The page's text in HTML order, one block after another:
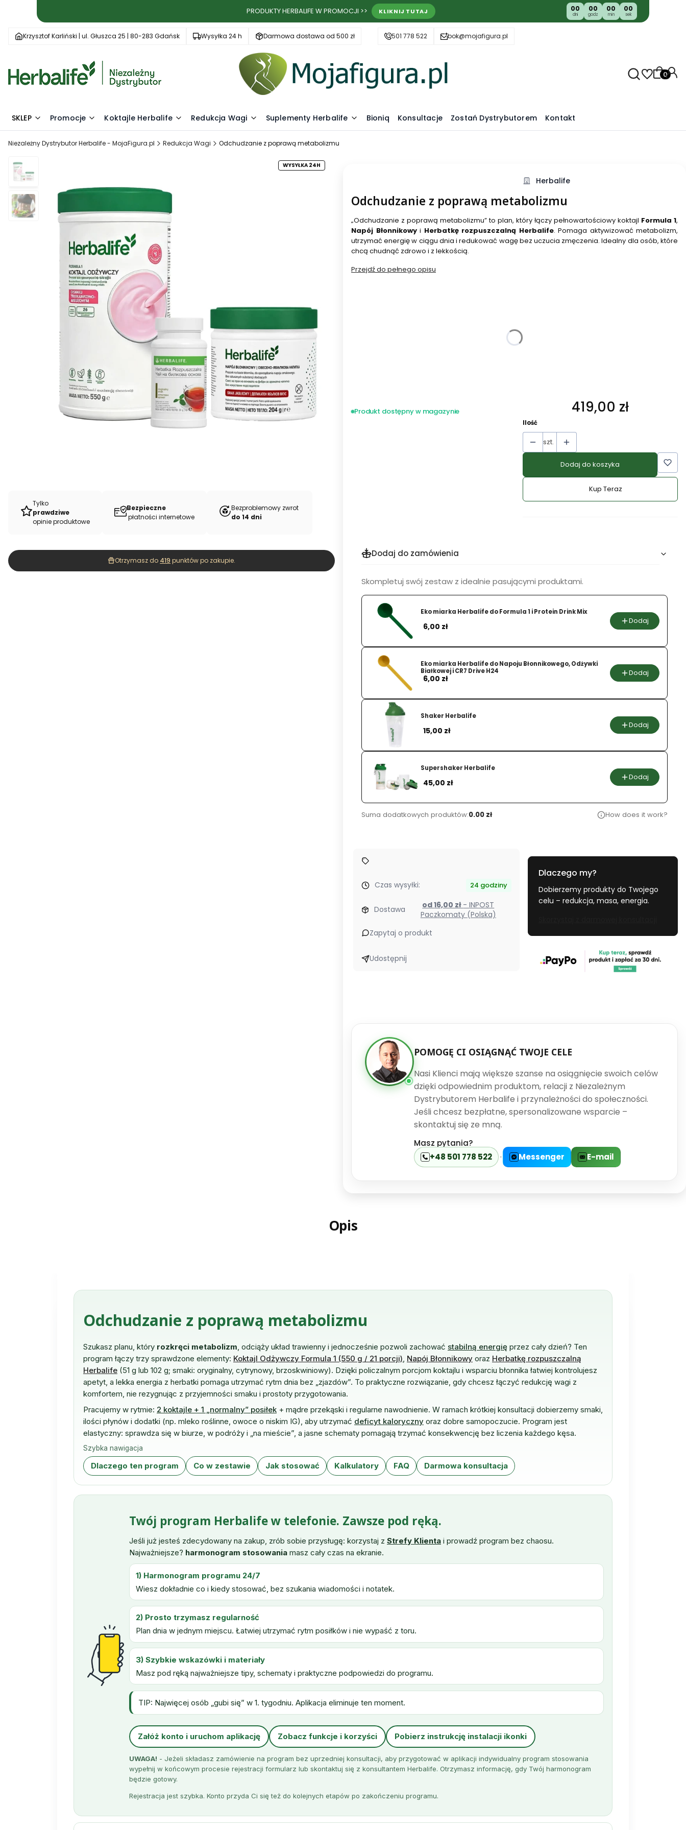
PRODUKTY HERBALIFE W PROMOCJI >> 00
dni
00
godz
00
min
00
sek
KLIKNIJ TUTAJ
Krzysztof Karliński | ul. Głuszca 25 | 80-283 Gdańsk Wysyłka 24 h Darmowa dostawa od 500 zł 501 778 522 bok@mojafigura.pl
SKLEP Promocje Koktajle Herbalife Redukcja Wagi Suplementy Herbalife Bioniq Konsultacje Zostań Dystrybutorem Kontakt
Niezależny Dystrybutor Herbalife - MojaFigura.pl Redukcja Wagi Odchudzanie z poprawą metabolizmu
Tylko
prawdziwe
opinie produktowe
Bezpieczne
płatności internetowe
Bezproblemowy zwrot
do 14 dni
Otrzymasz do 419 punktów po zakupie.
WYSYŁKA 24H
Herbalife
Odchudzanie z poprawą metabolizmu
„Odchudzanie z poprawą metabolizmu” to plan, który łączy pełnowartościowy koktajl Formula 1,
Napój Błonnikowyi Herbatkę rozpuszczalną Herbalife. Pomaga aktywizować metabolizm,
utrzymać energię w ciągu dnia i redukować wagę bez uczucia zmęczenia. Idealny dla osób, które
chcą chudnąć zdrowo i z lekkością.
Przejdź do pełnego opisu
Produkt dostępny w magazynie Cena
419,00 zł
Ilość
szt.
Dodaj do koszyka
Szybki
Kup Teraz
Dodaj do zamówienia
Skompletuj swój zestaw z idealnie pasującymi produktami.
Eko miarka Herbalife do Formula 1 i Protein Drink Mix
Cena
6,00 zł
Dodaj
Eko miarka Herbalife do Napoju Błonnikowego, Odżywki
Białkowej i CR7 Drive H24
Cena
6,00 zł
Dodaj
Shaker Herbalife
Cena
15,00 zł
Dodaj
Supershaker Herbalife
Cena
45,00 zł
Dodaj
Suma dodatkowych produktów:0.00 zł How does it work?
Czas wysyłki: 24 godziny
Dostawa od 16,00 zł - INPOST
Paczkomaty (Polska)
Zapytaj o produkt
Udostępnij
Dlaczego my?
Dobierzemy produkty do Twojego
celu – redukcja, masa, energia.
POMOGĘ CI OSIĄGNĄĆ TWOJE CELE
Nasi Klienci mają większe szanse na osiągnięcie swoich celów
dzięki odpowiednim produktom, relacji z Niezależnym
Dystrybutorem Herbalife i przynależności do społeczności.
Jeśli chcesz bezpłatne, spersonalizowane wsparcie –
skontaktuj się ze mną.
Masz pytania?
+48 501 778 522
· Messenger E-mail
Opis
Odchudzanie z poprawą metabolizmu
Szukasz planu, który rozkręci metabolizm, odciąży układ trawienny i jednocześnie pozwoli zachować stabilną energię przez cały dzień? Ten
program łączy trzy sprawdzone elementy: Koktajl Odżywczy Formula 1 (550 g / 21 porcji), Napój Błonnikowy oraz Herbatkę rozpuszczalną
Herbalife (51 g lub 102 g; smaki: oryginalny, cytrynowy, brzoskwiniowy). Dzięki policzalnym porcjom koktajlu i wsparciu błonnika łatwiej kontrolujesz
apetyt, a lekka energia z herbatki pomaga utrzymać rytm dnia bez „zjazdów”. To praktyczne rozwiązanie, gdy chcesz łączyć redukcję wagi z
komfortem, nie rezygnując z przyjemności smaku i prostoty przygotowania.
Pracujemy w rytmie: 2 koktajle + 1 „normalny” posiłek + mądre przekąski i regularne nawodnienie. W ramach krótkiej konsultacji dobierzemy smaki,
ilości płynów i dodatki (np. mleko roślinne, owoce o niskim IG), aby utrzymać deficyt kaloryczny oraz dobre samopoczucie. Program jest
elastyczny: sprawdza się w biurze, w podróży i „na mieście”, a jasne schematy pomagają trzymać konsekwencję bez liczenia każdego kęsa.
Szybka nawigacja
Dlaczego ten program Co w zestawie Jak stosować Kalkulatory FAQ Darmowa konsultacja
Twój program Herbalife w telefonie. Zawsze pod ręką.
Jeśli już jesteś zdecydowany na zakup, zrób sobie przysługę: korzystaj z Strefy Klienta i prowadź program bez chaosu.
Najważniejsze? harmonogram stosowania masz cały czas na ekranie.
1) Harmonogram programu 24/7
Wiesz dokładnie co i kiedy stosować, bez szukania wiadomości i notatek.
2) Prosto trzymasz regularność
Plan dnia w jednym miejscu. Łatwiej utrzymać rytm posiłków i nie wypaść z toru.
3) Szybkie wskazówki i materiały
Masz pod ręką najważniejsze tipy, schematy i praktyczne podpowiedzi do programu.
TIP: Najwięcej osób „gubi się” w 1. tygodniu. Aplikacja eliminuje ten moment.
Załóż konto i uruchom aplikację Zobacz funkcje i korzyści Pobierz instrukcję instalacji ikonki
UWAGA! - Jeżeli składasz zamówienie na program bez uprzedniej konsultacji, aby przygotować w aplikacji indywidualny program stosowania
wypełnij w końcowym procesie rejestracji formularz lub skontaktuj się z konsultantem Herbalife. Otrzymasz informację, gdy Twój harmonogram
będzie gotowy.
Rejestracja jest szybka. Konto przyda Ci się też do kolejnych etapów po zakończeniu programu.